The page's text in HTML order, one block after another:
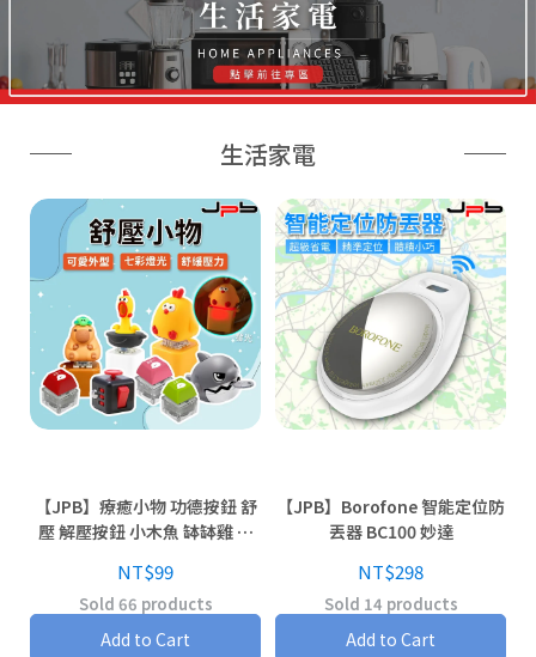
生活家電
【JPB】療癒小物 功德按鈕 舒
壓 解壓按鈕 小木魚 缽缽雞 趣
NT$99
Sold 66 products
Add to Cart
【JPB】Borofone 智能定位防
丟器 BC100 妙達
NT$298
Sold 14 products
Add to Cart